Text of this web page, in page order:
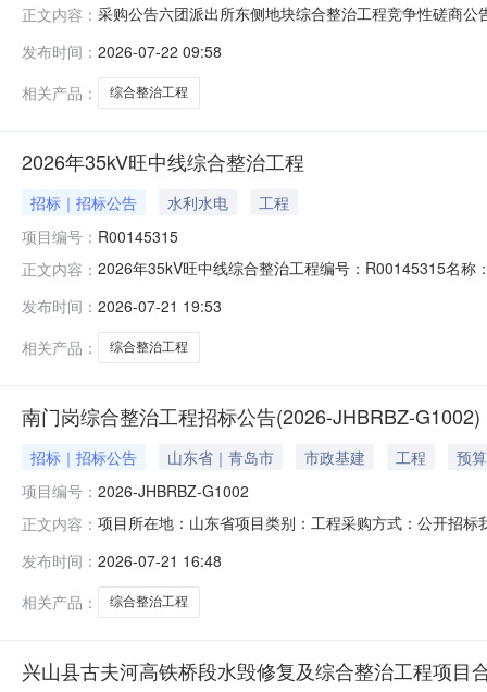
正文内容： 采购公告六团派出所东侧地块综合整治工程竞争性磋商
平方米，整治内容包括完善围挡、浇筑地坪、铺设管道
量标准：一
发布时间： 2026-07-22 09:58
相关产品：
综合整治工程
2026年35kV旺中线综合整治工程
招标｜招标公告 水利水电
工程
项目编号： R00145315
正文内容： 2026年35kV旺中线综合整治工程编号：R00145315名
发布时间： 2026-07-21 19:53
相关产品：
综合整治工程
南门岗综合整治工程招标公告(2026-JHBRBZ-G1002)
招标｜招标公告 山东省｜青岛市 市政基建 工程
预
项目编号： 2026-JHBRBZ-G1002
正文内容： 项目所在地：山东省项目类别：工程采购方式：公开招
包括在南门岗现有道路场坪基础上，将入口处东西向车
能需求；拆除现有岗亭
发布时间： 2026-07-21 16:48
相关产品：
综合整治工程
兴山县古夫河高铁桥段水毁修复及综合整治工程项目